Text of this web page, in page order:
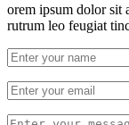
orem ipsum dolor sit
rutrum leo feugiat